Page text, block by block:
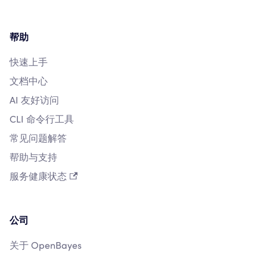
帮助
快速上手
文档中心
AI 友好访问
CLI 命令行工具
常见问题解答
帮助与支持
服务健康状态
公司
关于 OpenBayes